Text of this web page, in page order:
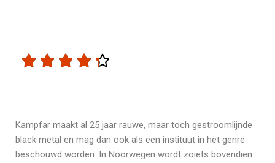
    
Kampfar maakt al 25 jaar rauwe, maar toch gestroomlijnde
black metal en mag dan ook als een instituut in het genre
beschouwd worden. In Noorwegen wordt zoiets bovendien